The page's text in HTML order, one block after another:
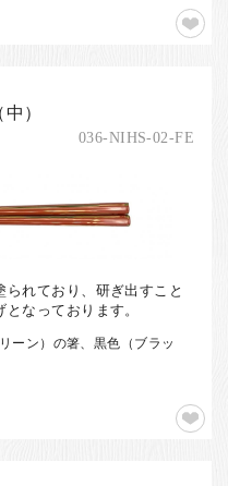
）
036-NIHS-02-FE
れており、研ぎ出すこと
なっております。
ーン）の箸、黒色（ブラッ